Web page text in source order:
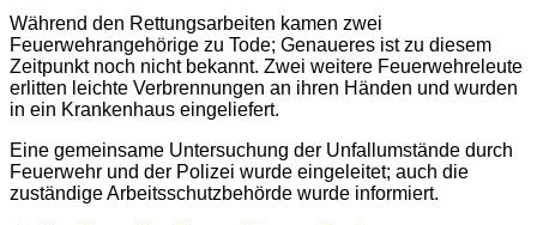
Während den Rettungsarbeiten kamen zwei
Feuerwehrangehörige zu Tode; Genaueres ist zu diesem
Zeitpunkt noch nicht bekannt. Zwei weitere Feuerwehreleute
erlitten leichte Verbrennungen an ihren Händen und wurden
in ein Krankenhaus eingeliefert.
Eine gemeinsame Untersuchung der Unfallumstände durch
Feuerwehr und der Polizei wurde eingeleitet; auch die
zuständige Arbeitsschutzbehörde wurde informiert.